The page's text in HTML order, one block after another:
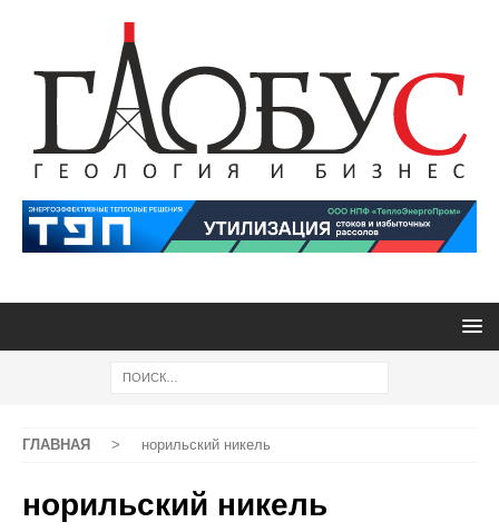
ГЛАВНАЯ > норильский никель
норильский никель